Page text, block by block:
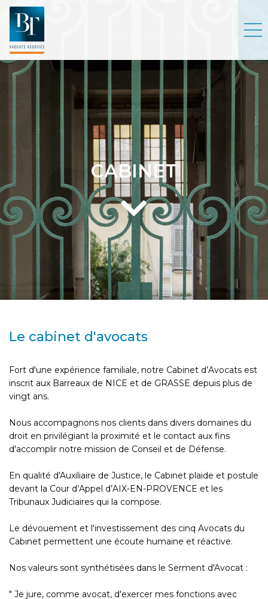
CABINET
Le cabinet d'avocats
Fort d'une expérience familiale, notre Cabinet d’Avocats est
inscrit aux Barreaux de NICE et de GRASSE depuis plus de
vingt ans.
Nous accompagnons nos clients dans divers domaines du
droit en privilégiant la proximité et le contact aux fins
d'accomplir notre mission de Conseil et de Défense.
En qualité d'Auxiliaire de Justice, le Cabinet plaide et postule
devant la Cour d’Appel d’AIX-EN-PROVENCE et les
Tribunaux Judiciaires qui la compose.
Le dévouement et l'investissement des cinq Avocats du
Cabinet permettent une écoute humaine et réactive.
Nos valeurs sont synthétisées dans le Serment d'Avocat :
" Je jure, comme avocat, d'exercer mes fonctions avec